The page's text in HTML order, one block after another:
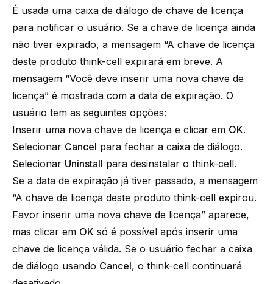
É usada uma caixa de diálogo de chave de licença
para notificar o usuário. Se a chave de licença ainda
não tiver expirado, a mensagem “A chave de licença
deste produto think-cell expirará em breve. A
mensagem “Você deve inserir uma nova chave de
licença” é mostrada com a data de expiração. O
usuário tem as seguintes opções:
Inserir uma nova chave de licença e clicar em OK.
Selecionar Cancel para fechar a caixa de diálogo.
Selecionar Uninstall para desinstalar o think-cell.
Se a data de expiração já tiver passado, a mensagem
“A chave de licença deste produto think-cell expirou.
Favor inserir uma nova chave de licença” aparece,
mas clicar em OK só é possível após inserir uma
chave de licença válida. Se o usuário fechar a caixa
de diálogo usando Cancel, o think-cell continuará